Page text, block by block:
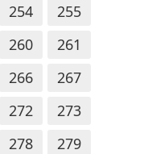
254
255
260
261
266
267
272
273
278
279